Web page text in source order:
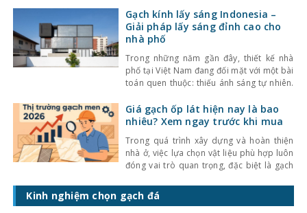
Bên cạnh đó, chất lượng sản phẩm cũng
không ngừng được cải thiện, đáp ứng tốt
nhu cầu sử
Gạch kính lấy sáng Indonesia –
Giải pháp lấy sáng đỉnh cao cho
nhà phố
Trong những năm gần đây, thiết kế nhà
phố tại Việt Nam đang đối mặt với một bài
toán quen thuộc: thiếu ánh sáng tự nhiên.
che chắn bởi các công trình xung quanh,
khiến không gian trở nên bí bách và phụ
Giá gạch ốp lát hiện nay là bao
nhiêu? Xem ngay trước khi mua
Trong quá trình xây dựng và hoàn thiện
nhà ở, việc lựa chọn vật liệu phù hợp luôn
đóng vai trò quan trọng, đặc biệt là gạch
giá gạch ốp lát hiện nay còn quyết định
trực tiếp đến tổng chi phí công trình. Vậy
Kinh nghiệm chọn gạch đá